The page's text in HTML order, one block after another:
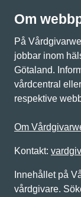
Om
På
jobbar inom
Götaland.
vårdcentral
respektive
Om
Kontakt:
Innehållet på
vårdgivare.